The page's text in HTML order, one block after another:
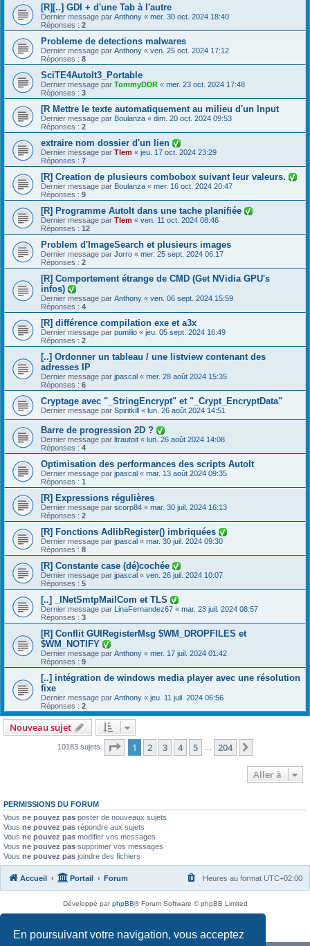
En poursuivant votre navigation, vous acceptez
[R][..] GDI + d'une Tab à l'autre
Dernier message par Anthony « mer. 30 oct. 2024 18:40
Réponses : 2
Probleme de detections malwares
Dernier message par Anthony « ven. 25 oct. 2024 17:12
Réponses : 8
SciTE4AutoIt3_Portable
Dernier message par TommyDDR « mer. 23 oct. 2024 17:48
Réponses : 3
[R Mettre le texte automatiquement au milieu d'un Input
Dernier message par Boulanza « dim. 20 oct. 2024 09:53
Réponses : 2
extraire nom dossier d'un lien
Dernier message par Tlem « jeu. 17 oct. 2024 23:29
Réponses : 7
[R] Creation de plusieurs combobox suivant leur valeurs.
Dernier message par Boulanza « mer. 16 oct. 2024 20:47
Réponses : 9
[R] Programme AutoIt dans une tache planifiée
Dernier message par Tlem « ven. 11 oct. 2024 08:46
Réponses : 12
Problem d'ImageSearch et plusieurs images
Dernier message par Jorro « mer. 25 sept. 2024 06:17
Réponses : 2
[R] Comportement étrange de CMD (Get NVidia GPU's
infos)
Dernier message par Anthony « ven. 06 sept. 2024 15:59
Réponses : 4
[R] différence compilation exe et a3x
Dernier message par pumilio « jeu. 05 sept. 2024 16:49
Réponses : 2
[..] Ordonner un tableau / une listview contenant des
adresses IP
Dernier message par jpascal « mer. 28 août 2024 15:35
Réponses : 6
Cryptage avec "_StringEncrypt" et "_Crypt_EncryptData"
Dernier message par Spiritkill « lun. 26 août 2024 14:51
Barre de progression 2D ?
Dernier message par ltrautoit « lun. 26 août 2024 14:08
Réponses : 4
Optimisation des performances des scripts AutoIt
Dernier message par jpascal « mar. 13 août 2024 09:35
Réponses : 1
[R] Expressions régulières
Dernier message par scorp84 « mar. 30 juil. 2024 16:13
Réponses : 2
[R] Fonctions AdlibRegister() imbriquées
Dernier message par jpascal « mar. 30 juil. 2024 09:30
Réponses : 8
[R] Constante case (dé)cochée
Dernier message par jpascal « ven. 26 juil. 2024 10:07
Réponses : 5
[..] _INetSmtpMailCom et TLS
Dernier message par LinaFernandez67 « mar. 23 juil. 2024 08:57
Réponses : 3
[R] Conflit GUIRegisterMsg $WM_DROPFILES et
$WM_NOTIFY
Dernier message par Anthony « mer. 17 juil. 2024 01:42
Réponses : 9
[..] intégration de windows media player avec une résolution
fixe
Dernier message par Anthony « jeu. 11 juil. 2024 06:56
Réponses : 2
Nouveau sujet
10183 sujets Page 1sur204
1 2 3 4 5 204
Aller à
PERMISSIONS DU FORUM
Vous ne pouvez pas poster de nouveaux sujets
Vous ne pouvez pas répondre aux sujets
Vous ne pouvez pas modifier vos messages
Vous ne pouvez pas supprimer vos messages
Vous ne pouvez pas joindre des fichiers
Accueil Portail Forum Heures au format UTC+02:00
Développé parphpBB® Forum Software © phpBB Limited
Traduit parphpBB-fr.com